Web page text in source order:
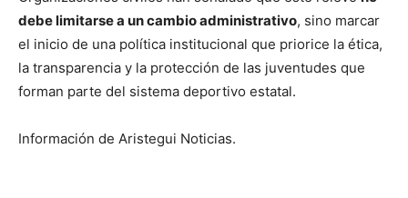
debe limitarse a un cambio administrativo, sino marcar
el inicio de una política institucional que priorice la ética,
la transparencia y la protección de las juventudes que
forman parte del sistema deportivo estatal.
Información de Aristegui Noticias.